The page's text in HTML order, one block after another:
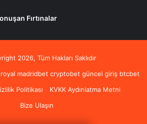
Fırtınalar
2026, Tüm Hakları Saklıdır
madridbet cryptobet güncel giriş btcbet
Politikası
KVKK Aydınlatma Metni
Bize Ulaşın